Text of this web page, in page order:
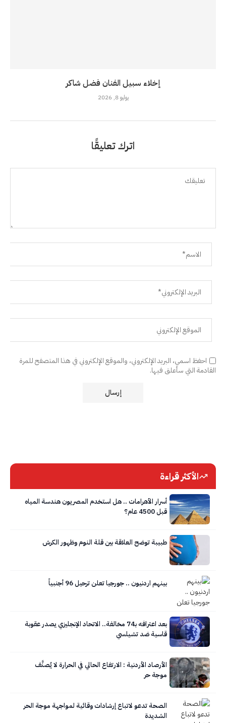
إخلاء سبيل الفنان فضل شاكر
يوليو 8, 2026
اترك تعليقًا
احفظ اسمي، البريد الإلكتروني، والموقع الإلكتروني في هذا المتصفح للمرة
القادمة التي سأعلق فيها.
الأكثر قراءة
أسرار الأهرامات .. هل استخدم المصريون هندسة المياه
قبل 4500 عام؟
طبيبة توضح العلاقة بين قلة النوم وظهور الكرش
بينهم اردنيون .. جورجيا تعلن ترحيل 96 أجنبياً
بعد اعترافه بـ74 مخالفة.. الاتحاد الإنجليزي يصدر عقوبة
قاسية ضد تشيلسي
الأرصاد الأردنية : الارتفاع الحالي في الحرارة لا يُصنَّف
موجة حر
الصحة تدعو لاتباع إرشادات وقائية لمواجهة موجة الحر
الشديدة